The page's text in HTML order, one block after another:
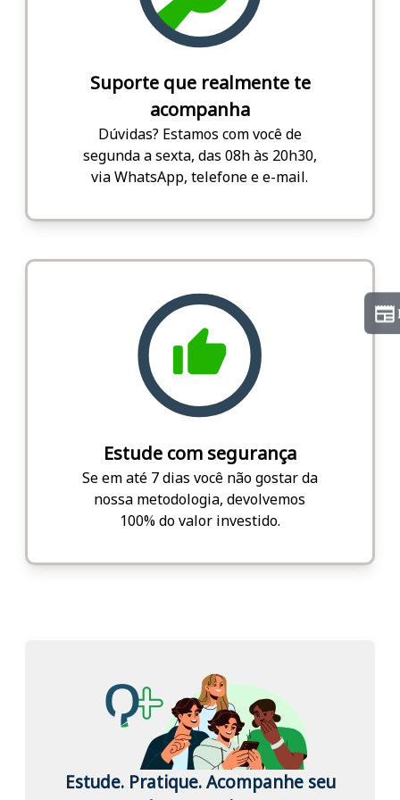
Suporte que realmente te
acompanha
Dúvidas? Estamos com você de
segunda a sexta, das 08h às 20h30,
via WhatsApp, telefone e e-mail.
Estude com segurança
Se em até 7 dias você não gostar da
nossa metodologia, devolvemos
100% do valor investido.
Estude. Pratique. Acompanhe seu